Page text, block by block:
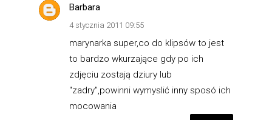
Barbara
4 stycznia 2011 09:55
marynarka super,co do klipsów to jest
to bardzo wkurzające gdy po ich
zdjęciu zostają dziury lub
"zadry",powinni wymyslić inny sposó ich
mocowania